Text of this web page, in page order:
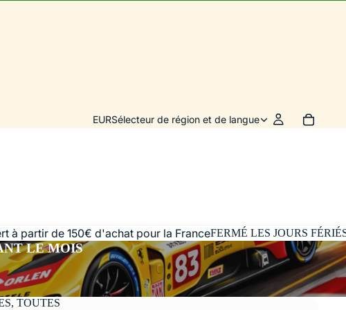
EURSélecteur de région et de langue
à partir de 150€ d'achat pour la FranceFERMÉ LES JOURS
LE MOIS
TOUTES